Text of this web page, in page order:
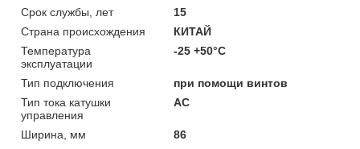
Срок службы, лет
15
Страна происхождения
КИТАЙ
Температура
эксплуатации
-25 +50°C
Тип подключения
при помощи винтов
Тип тока катушки
управления
AC
Ширина, мм 86